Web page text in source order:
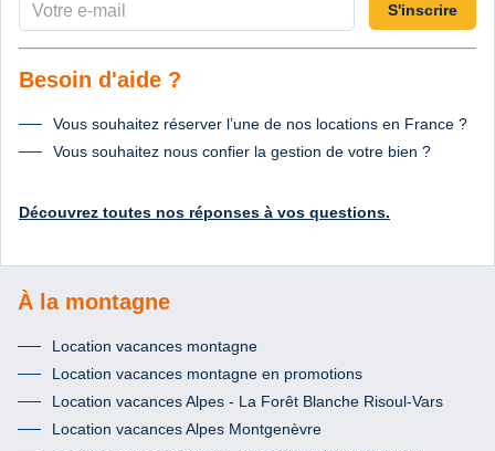
S'inscrire
Besoin d'aide ?
Vous souhaitez réserver l’une de nos locations en France ?
Vous souhaitez nous confier la gestion de votre bien ?
Découvrez toutes nos réponses à vos questions.
À la montagne
Location vacances montagne
Location vacances montagne en promotions
Location vacances Alpes - La Forêt Blanche Risoul-Vars
Location vacances Alpes Montgenèvre